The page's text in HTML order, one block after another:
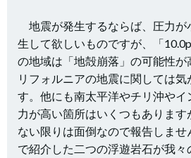
地震が発生するならば、圧力が
生して欲しいものですが、「
の地域は「地殻崩落」の可能性が
リフォルニアの地震に関しては
す。他にも南太平洋やチリ沖や
力が高い箇所はいくつもあります
ない限りは面倒なので報告しま
で紹介した二つの浮遊岩石が我々